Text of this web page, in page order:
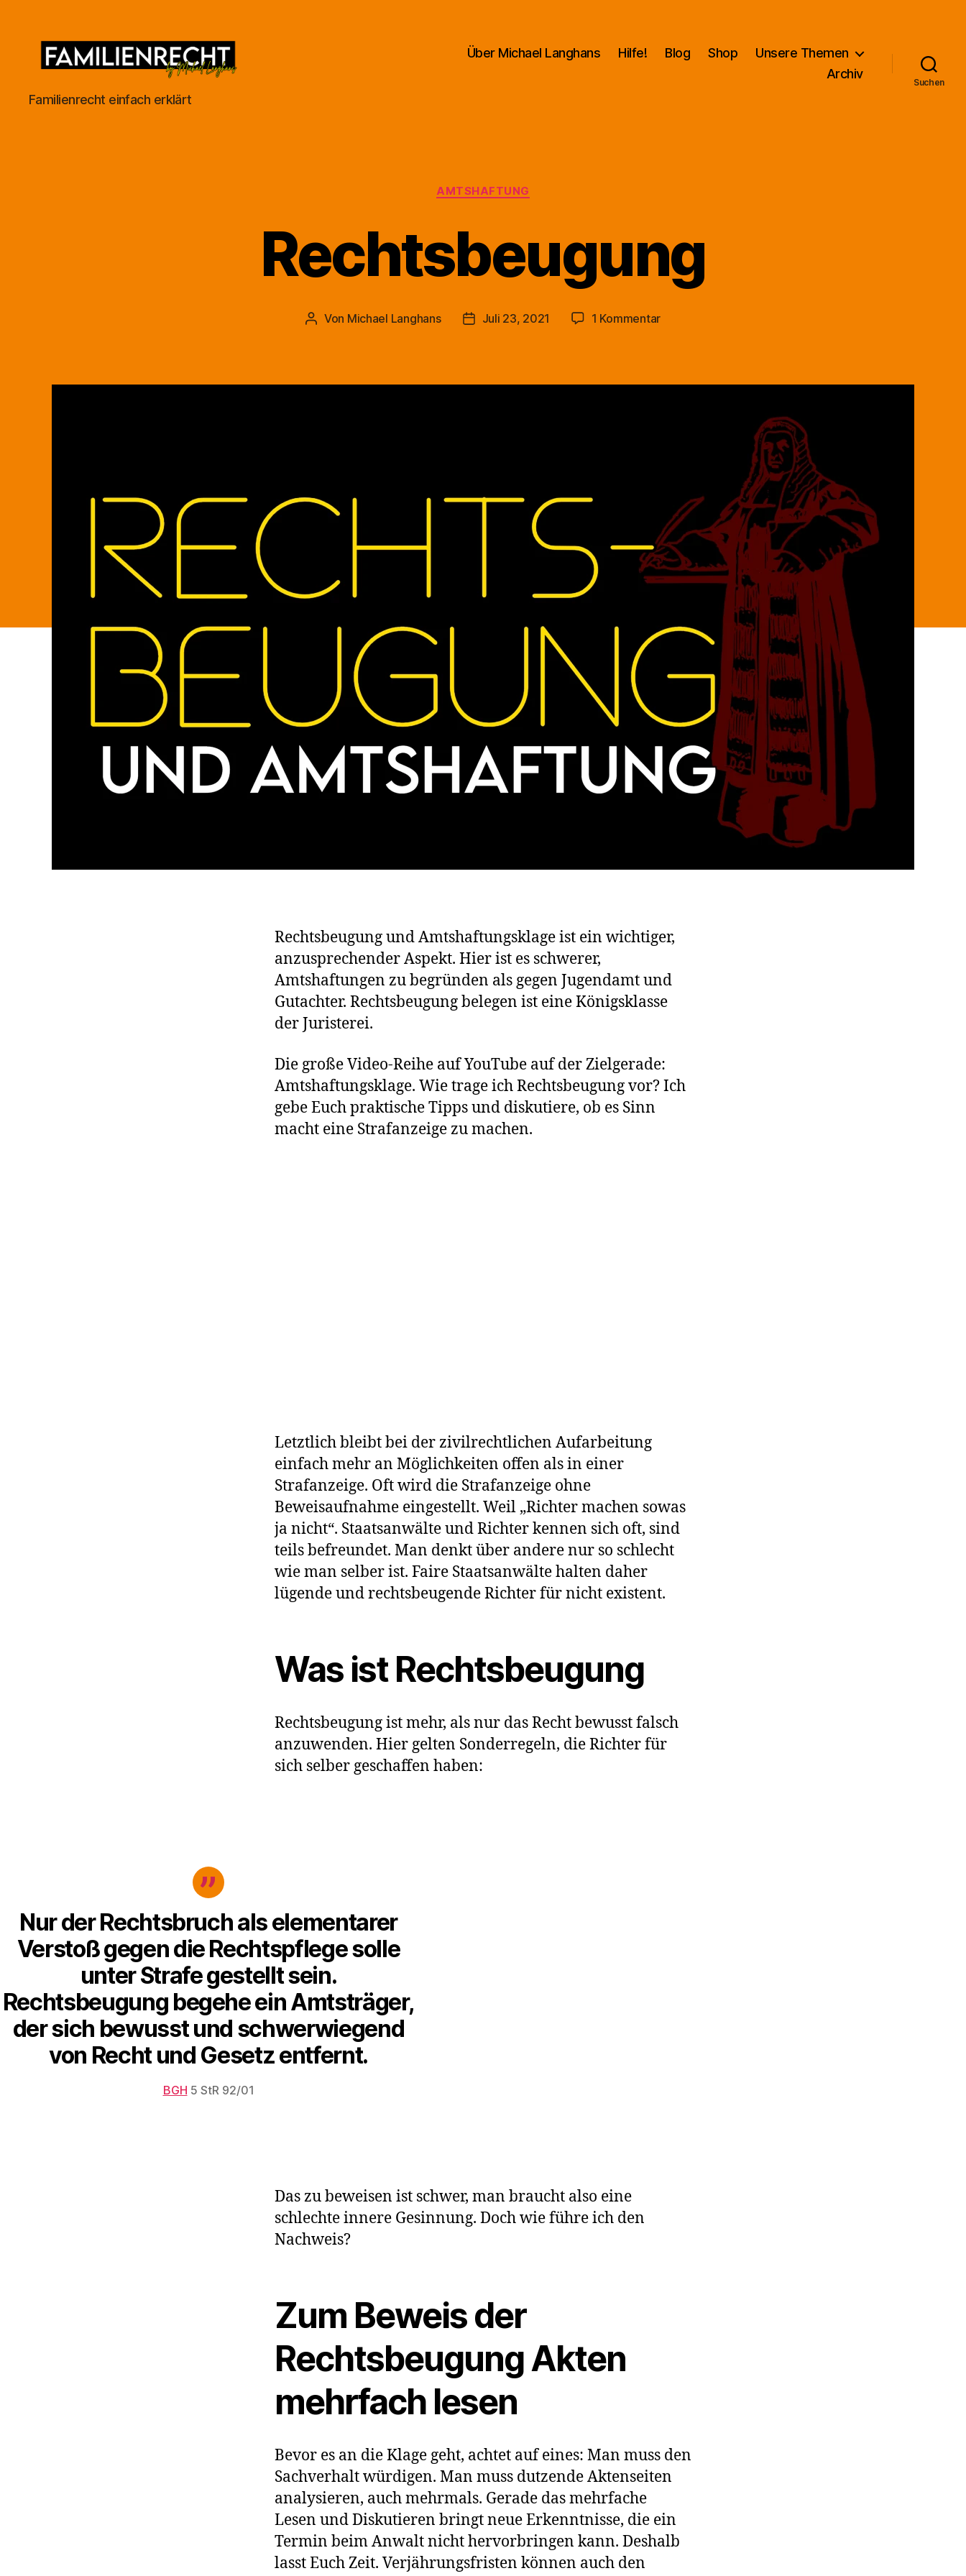
Familienrecht
by
Familienrecht einfach erklärt
Über Michael Langhans Hilfe! Blog Shop
Unsere Themen
Archiv
Suchen
Kategorien
AMTSHAFTUNG
Rechtsbeugung
Beitragsautor
Von Michael Langhans Beitragsdatum
Juli 23, 2021 1 Kommentarzu
Rechtsbeugung und Amtshaftungsklage ist ein wichtiger,
anzusprechender Aspekt. Hier ist es schwerer,
Amtshaftungen zu begründen als gegen Jugendamt und
Gutachter. Rechtsbeugung belegen ist eine Königsklasse
der Juristerei.
Die große Video-Reihe auf YouTube auf der Zielgerade:
Amtshaftungsklage. Wie trage ich Rechtsbeugung vor? Ich
gebe Euch praktische Tipps und diskutiere, ob es Sinn
macht eine Strafanzeige zu machen.
Letztlich bleibt bei der zivilrechtlichen Aufarbeitung
einfach mehr an Möglichkeiten offen als in einer
Strafanzeige. Oft wird die Strafanzeige ohne
Beweisaufnahme eingestellt. Weil „Richter machen sowas
ja nicht“. Staatsanwälte und Richter kennen sich oft, sind
teils befreundet. Man denkt über andere nur so schlecht
wie man selber ist. Faire Staatsanwälte halten daher
lügende und rechtsbeugende Richter für nicht existent.
Was ist Rechtsbeugung
Rechtsbeugung ist mehr, als nur das Recht bewusst falsch
anzuwenden. Hier gelten Sonderregeln, die Richter für
sich selber geschaffen haben:
Nur der Rechtsbruch als elementarer
Verstoß gegen die Rechtspflege solle
unter Strafe gestellt sein.
Rechtsbeugung begehe ein Amtsträger,
der sich bewusst und schwerwiegend
von Recht und Gesetz entfernt.
BGH 5 StR 92/01
Das zu beweisen ist schwer, man braucht also eine
schlechte innere Gesinnung. Doch wie führe ich den
Nachweis?
Zum Beweis der
Rechtsbeugung Akten
mehrfach lesen
Bevor es an die Klage geht, achtet auf eines: Man muss den
Sachverhalt würdigen. Man muss dutzende Aktenseiten
analysieren, auch mehrmals. Gerade das mehrfache
Lesen und Diskutieren bringt neue Erkenntnisse, die ein
Termin beim Anwalt nicht hervorbringen kann. Deshalb
lasst Euch Zeit. Verjährungsfristen können auch den